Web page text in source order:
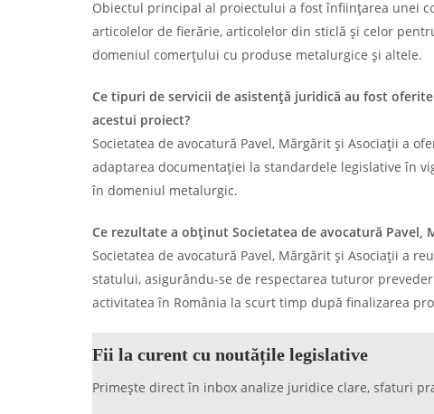
Obiectul principal al proiectului a fost înființarea unei
articolelor de fierărie, articolelor din sticlă și celor
domeniul comerțului cu produse metalurgice și altele.
Ce tipuri de servicii de asistență juridică au fost
acestui proiect?
Societatea de avocatură Pavel, Mărgărit și Asociații a
adaptarea documentației la standardele legislative în
în domeniul metalurgic.
Ce rezultate a obținut Societatea de avocatură
Societatea de avocatură Pavel, Mărgărit și Asociații a
statului, asigurându-se de respectarea tuturor
activitatea în România la scurt timp după finalizarea
Fii la curent cu noutățile legislative
Primește direct în inbox analize juridice clare, sfaturi